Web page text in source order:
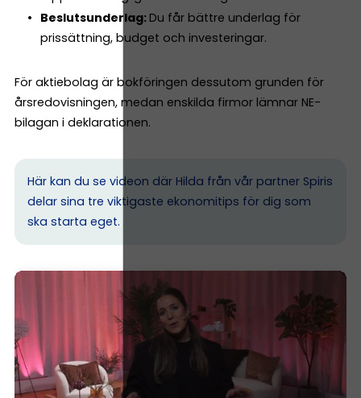
Beslutsunderlag: Du får bättre underlag för
prissättning, budget och investeringar.
För aktiebolag är bokföringen dessutom grunden för
årsredovisningen, medan enskilda firmor lämnar NE-
bilagan i deklarationen.
Här kan du se videon där Hilda från vår partner Spiris
delar sina tre viktigaste ekonomitips för dig som
ska starta eget.